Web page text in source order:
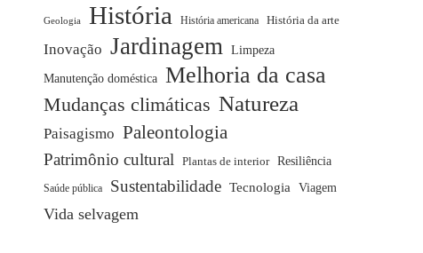
Geologia História História americana História da arte
Inovação Jardinagem Limpeza
Manutenção doméstica Melhoria da casa
Mudanças climáticas Natureza
Paisagismo Paleontologia
Patrimônio cultural Plantas de interior Resiliência
Saúde pública Sustentabilidade Tecnologia Viagem
Vida selvagem